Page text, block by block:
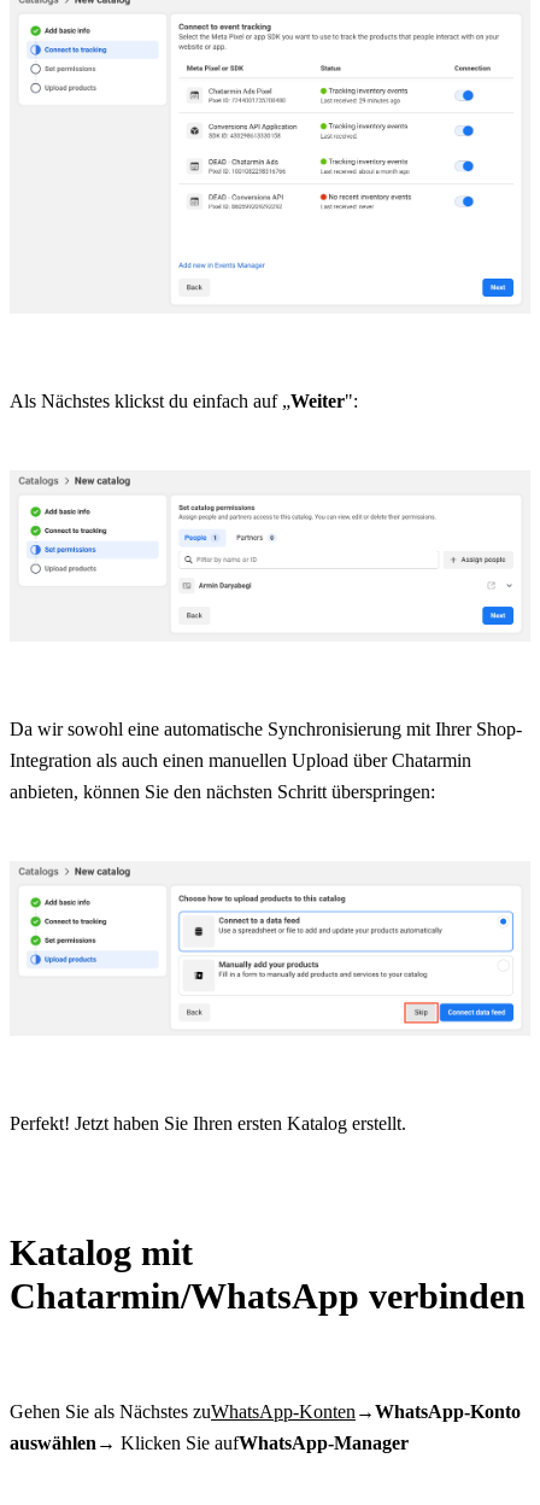
Als Nächstes klickst du einfach auf „Weiter":
Da wir sowohl eine automatische Synchronisierung mit Ihrer Shop-
Integration als auch einen manuellen Upload über Chatarmin
anbieten, können Sie den nächsten Schritt überspringen:
Perfekt! Jetzt haben Sie Ihren ersten Katalog erstellt.
Katalog mit
Chatarmin/WhatsApp verbinden
Gehen Sie als Nächstes zuWhatsApp-Konten →WhatsApp-Konto
auswählen → Klicken Sie aufWhatsApp-Manager